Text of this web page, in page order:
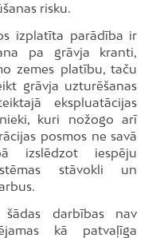
risku.
izplatīta parādība ir
pa grāvja kranti,
zemes platību, taču
grāvja uzturēšanas
ekspluatācijas
kuri nožogo arī
posmos ne savā
izslēdzot iespēju
stāvokli un
šādas darbības nav
kā patvaļīga